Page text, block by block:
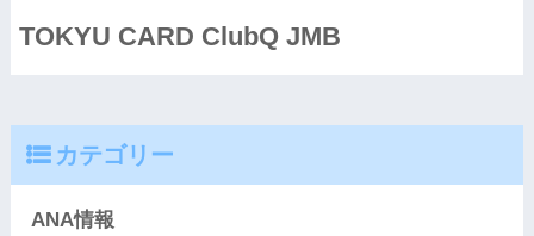
TOKYU CARD ClubQ JMB
カテゴリー
ANA情報